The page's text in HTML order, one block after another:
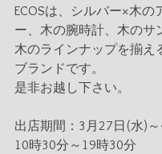
ECOSは、シルバー×木の
ー、木の腕時計、木のサ
木のラインナップを揃え
ブランドです。
是非お越し下さい。
出店期間：3月27日(水)
10時30分～19時30分